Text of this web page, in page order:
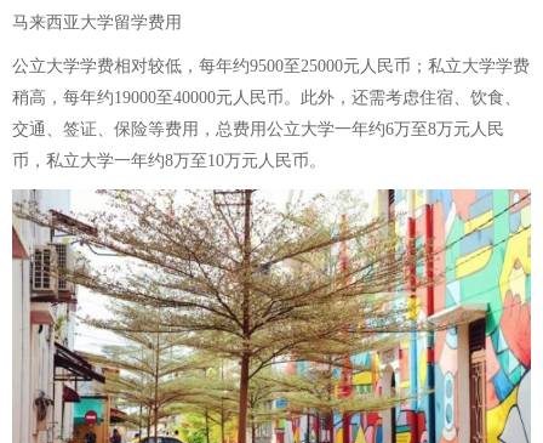
马来西亚大学留学费用
公立大学学费相对较低，每年约9500至25000元人民币；私立大学学费
稍高，每年约19000至40000元人民币。此外，还需考虑住宿、饮食、
交通、签证、保险等费用，总费用公立大学一年约6万至8万元人民
币，私立大学一年约8万至10万元人民币。